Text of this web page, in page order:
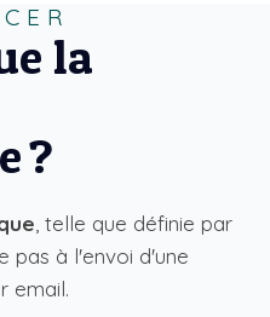
la
?
, telle que définie par
pas à l'envoi d'une
email.